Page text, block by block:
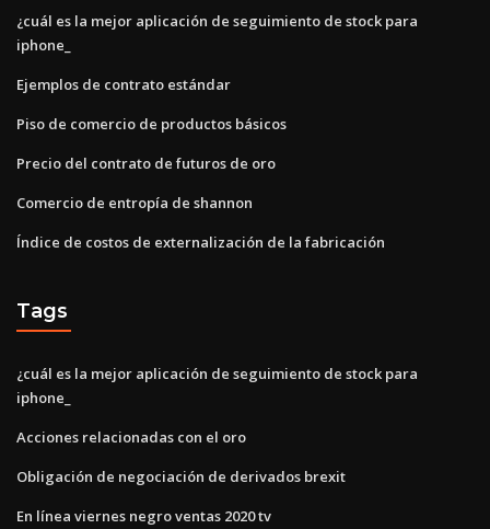
¿cuál es la mejor aplicación de seguimiento de stock para
iphone_
Ejemplos de contrato estándar
Piso de comercio de productos básicos
Precio del contrato de futuros de oro
Comercio de entropía de shannon
Índice de costos de externalización de la fabricación
Tags
¿cuál es la mejor aplicación de seguimiento de stock para
iphone_
Acciones relacionadas con el oro
Obligación de negociación de derivados brexit
En línea viernes negro ventas 2020 tv